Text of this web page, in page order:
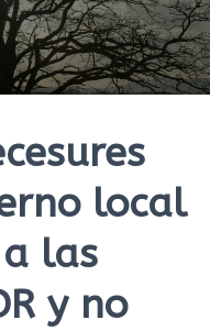
R
M
O
D
O
V
E
local
las
y no